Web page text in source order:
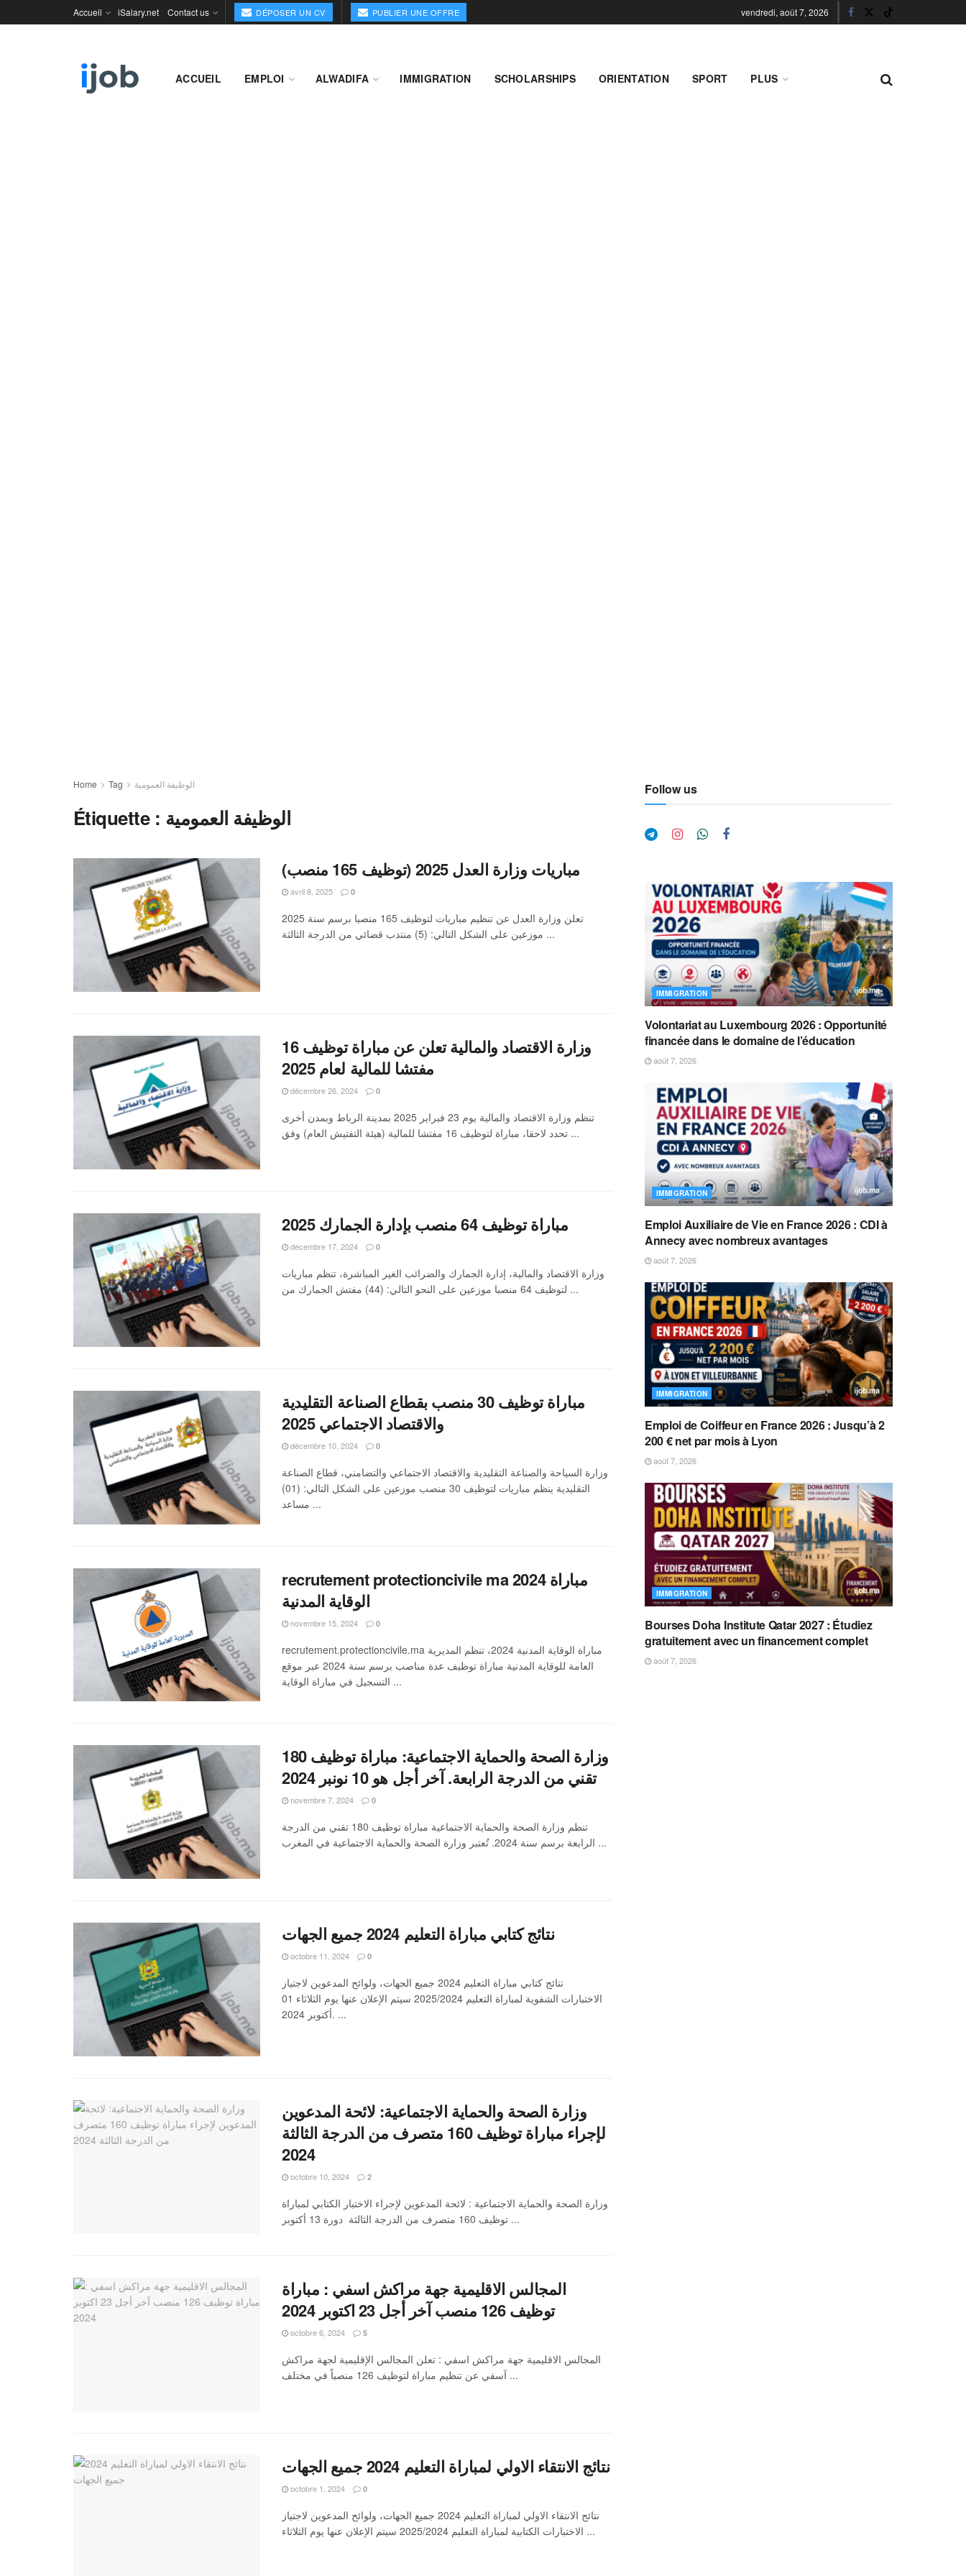
Accueil iSalary.net Contact us DÉPOSER UN CV PUBLIER UNE OFFRE vendredi, août 7, 2026
ACCUEIL EMPLOI ALWADIFA IMMIGRATION SCHOLARSHIPS ORIENTATION SPORT PLUS
Home Tag الوظيفة العمومية
Étiquette : الوظيفة العمومية
مباريات وزارة العدل 2025 (توظيف 165 منصب)
avril 8, 2025 0
تعلن وزارة العدل عن تنظيم مباريات لتوظيف 165 منصبا برسم سنة 2025
موزعين على الشكل التالي: (5) منتدب قضائي من الدرجة الثالثة ...
وزارة الاقتصاد والمالية تعلن عن مباراة توظيف 16
مفتشا للمالية لعام 2025
décembre 26, 2024 0
تنظم وزارة الاقتصاد والمالية يوم 23 فبراير 2025 بمدينة الرباط وبمدن أخرى
تحدد لاحقا، مباراة لتوظيف 16 مفتشا للمالية (هيئة التفتيش العام) وفق ...
مباراة توظيف 64 منصب بإدارة الجمارك 2025
décembre 17, 2024 0
وزارة الاقتصاد والمالية، إدارة الجمارك والضرائب الغير المباشرة، تنظم مباريات
لتوظيف 64 منصبا موزعين على النحو التالي: (44) مفتش الجمارك من ...
مباراة توظيف 30 منصب بقطاع الصناعة التقليدية
والاقتصاد الاجتماعي 2025
décembre 10, 2024 0
وزارة السياحة والصناعة التقليدية والاقتصاد الاجتماعي والتضامني، قطاع الصناعة
التقليدية ينظم مباريات لتوظيف 30 منصب موزعين على الشكل التالي: (01)
مساعد ...
recrutement protectioncivile ma 2024 مباراة
الوقاية المدنية
novembre 15, 2024 0
recrutement.protectioncivile.ma مباراة الوقاية المدنية 2024، تنظم المديرية
العامة للوقاية المدنية مباراة توظيف عدة مناصب برسم سنة 2024 عبر موقع
التسجيل في مباراة الوقاية ...
وزارة الصحة والحماية الاجتماعية: مباراة توظيف 180
تقني من الدرجة الرابعة. آخر أجل هو 10 نونبر 2024
novembre 7, 2024 0
تنظم وزارة الصحة والحماية الاجتماعية مباراة توظيف 180 تقني من الدرجة
الرابعة برسم سنة 2024. تُعتبر وزارة الصحة والحماية الاجتماعية في المغرب ...
نتائج كتابي مباراة التعليم 2024 جميع الجهات
octobre 11, 2024 0
نتائج كتابي مباراة التعليم 2024 جميع الجهات، ولوائح المدعوين لاجتياز
الاختبارات الشفوية لمباراة التعليم 2025/2024 سيتم الإعلان عنها يوم الثلاثاء 01
أكتوبر 2024. ...
وزارة الصحة والحماية الاجتماعية: لائحة المدعوين
لإجراء مباراة توظيف 160 متصرف من الدرجة الثالثة
2024
octobre 10, 2024 2
وزارة الصحة والحماية الاجتماعية : لائحة المدعوين لإجراء الاختبار الكتابي لمباراة
توظيف 160 متصرف من الدرجة الثالثة دورة 13 أكتوبر ...
المجالس الاقليمية جهة مراكش اسفي : مباراة
توظيف 126 منصب آخر أجل 23 اكتوبر 2024
octobre 6, 2024 5
المجالس الاقليمية جهة مراكش اسفي : تعلن المجالس الإقليمية لجهة مراكش
آسفي عن تنظيم مباراة لتوظيف 126 منصباً في مختلف ...
نتائج الانتقاء الاولي لمباراة التعليم 2024 جميع الجهات
octobre 1, 2024 0
نتائج الانتقاء الاولي لمباراة التعليم 2024 جميع الجهات، ولوائح المدعوين لاجتياز
الاختبارات الكتابية لمباراة التعليم 2025/2024 سيتم الإعلان عنها يوم الثلاثاء ...
Follow us
IMMIGRATION
Volontariat au Luxembourg 2026 : Opportunité
financée dans le domaine de l’éducation
août 7, 2026
IMMIGRATION
Emploi Auxiliaire de Vie en France 2026 : CDI à
Annecy avec nombreux avantages
août 7, 2026
IMMIGRATION
Emploi de Coiffeur en France 2026 : Jusqu’à 2
200 € net par mois à Lyon
août 7, 2026
IMMIGRATION
Bourses Doha Institute Qatar 2027 : Étudiez
gratuitement avec un financement complet
août 7, 2026